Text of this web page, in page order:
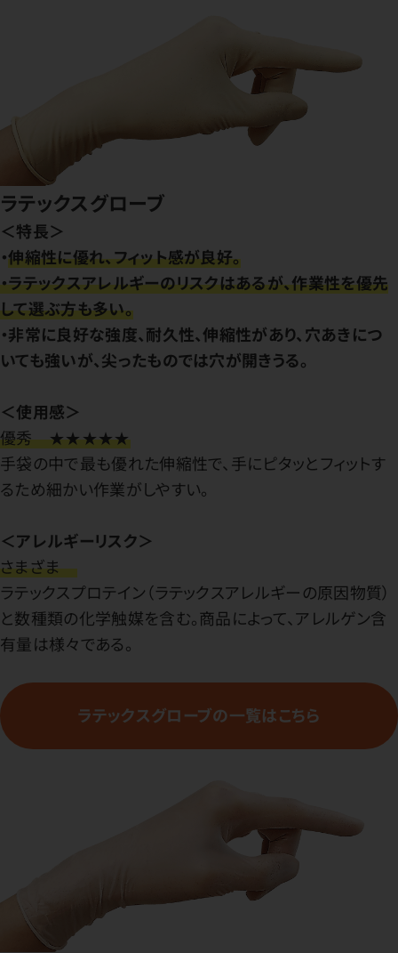
ラテックスグローブ
＜特長＞
・伸縮性に優れ、フィット感が良好。
・ラテックスアレルギーのリスクはあるが、作業性を優先
して選ぶ方も多い。
・非常に良好な強度、耐久性、伸縮性があり、穴あきにつ
いても強いが、尖ったものでは穴が開きうる。
＜使用感＞
優秀 ★★★★★
手袋の中で最も優れた伸縮性で、手にピタッとフィットす
るため細かい作業がしやすい。
＜アレルギーリスク＞
さまざま
ラテックスプロテイン（ラテックスアレルギーの原因物質）
と数種類の化学触媒を含む。商品によって、アレルゲン含
有量は様々である。
ラテックスグローブの一覧はこちら